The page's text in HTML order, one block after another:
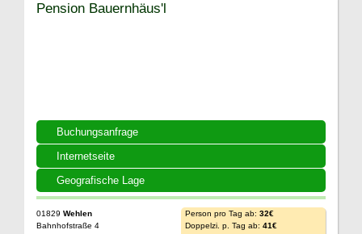
Buchungsanfrage
Internetseite
Geografische Lage
Pension Bauernhäus'l
01829 Wehlen
Bahnhofstraße 4
Person pro Tag ab: 32€
Doppelzi. p. Tag ab: 41€